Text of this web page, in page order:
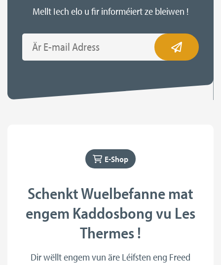
Mellt Iech elo u fir informéiert ze bleiwen !
Email
E-Shop
Schenkt Wuelbefanne mat
engem Kaddosbong vu Les
Thermes !
Dir wëllt engem vun äre Léifsten eng Freed